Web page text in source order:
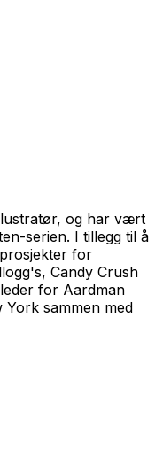
og har vært
-serien. I tillegg til å
for
Candy Crush
for Aardman
sammen med